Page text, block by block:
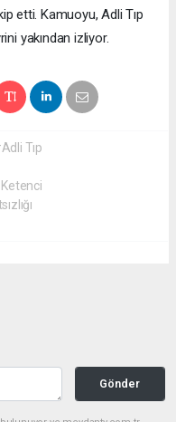
etti. Kamuoyu, Adli Tıp
yakından izliyor.
Tıp
Gönder